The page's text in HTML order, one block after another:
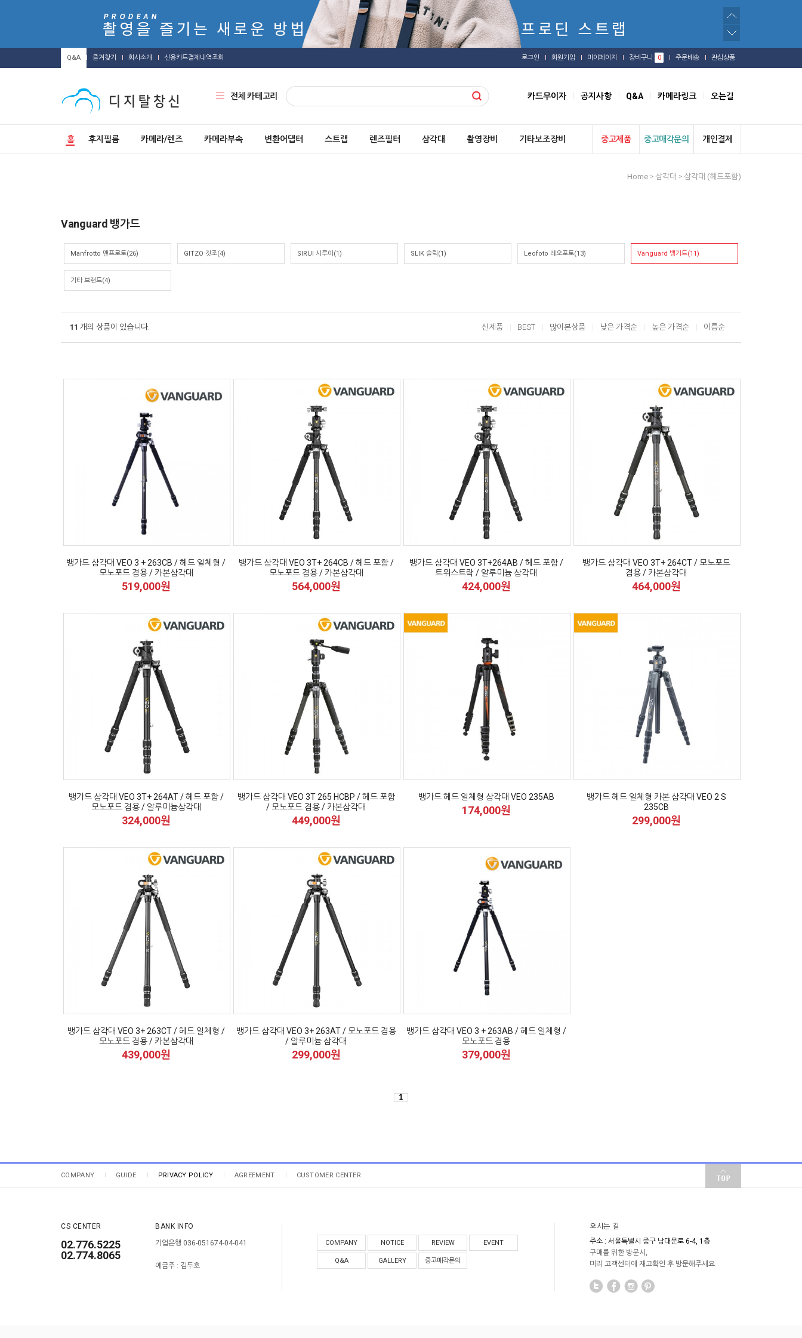
Q&A 즐겨찾기 회사소개 신용카드결제내역조회 로그인 회원가입 마이페이지 장바구니 0 주문배송 관심상품
전체 카테고리 카드무이자 공지사항 Q&A 카메라링크 오는길
홈 후지필름 카메라/렌즈 카메라부속 변환어댑터 스트랩 렌즈필터 삼각대 촬영장비 기타보조장비 중고제품 중고매각문의 개인결제
Home > 삼각대 > 삼각대 (헤드포함)
Vanguard 뱅가드
Manfrotto 맨프로토(26) GITZO 짓조(4) SIRUI 시루이(1) SLIK 슬릭(1) Leofoto 레오포토(13) Vanguard 뱅가드(11)
기타 브랜드(4)
11 개의 상품이 있습니다. 신제품 BEST 많이본상품 낮은 가격순 높은 가격순 이름순
뱅가드 삼각대 VEO 3 + 263CB / 헤드 일체형 /
모노포드 겸용 / 카본삼각대
519,000원
뱅가드 삼각대 VEO 3T+ 264CB / 헤드 포함 /
모노포드 겸용 / 카본삼각대
564,000원
뱅가드 삼각대 VEO 3T+264AB / 헤드 포함 /
트위스트락 / 알루미늄 삼각대
424,000원
뱅가드 삼각대 VEO 3T+ 264CT / 모노포드
겸용 / 카본삼각대
464,000원
뱅가드 삼각대 VEO 3T+ 264AT / 헤드 포함 /
모노포드 겸용 / 알루미늄삼각대
324,000원
뱅가드 삼각대 VEO 3T 265 HCBP / 헤드 포함
/ 모노포드 겸용 / 카본삼각대
449,000원
뱅가드 헤드 일체형 삼각대 VEO 235AB
174,000원
뱅가드 헤드 일체형 카본 삼각대 VEO 2 S
235CB
299,000원
뱅가드 삼각대 VEO 3+ 263CT / 헤드 일체형 /
모노포드 겸용 / 카본삼각대
439,000원
뱅가드 삼각대 VEO 3+ 263AT / 모노포드 겸용
/ 알루미늄 삼각대
299,000원
뱅가드 삼각대 VEO 3 + 263AB / 헤드 일체형 /
모노포드 겸용
379,000원
1
COMPANY GUIDE PRIVACY POLICY AGREEMENT CUSTOMER CENTER
CS CENTER
02.776.5225
02.774.8065
BANK INFO
기업은행 036-051674-04-041
예금주 : 김두호
COMPANY NOTICE REVIEW EVENT
Q&A GALLERY 중고매각문의
오시는 길
주소 : 서울특별시 중구 남대문로 6-4, 1층
구매를 위한 방문시,
미리 고객센터에 재고확인 후 방문해주세요.